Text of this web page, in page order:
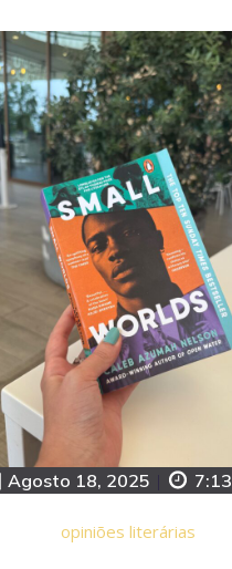
Agosto 18, 2025 7:13
opiniões literárias